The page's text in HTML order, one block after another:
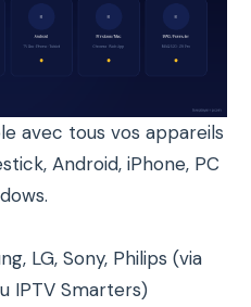
avec tous vos appareils
Android, iPhone, PC
LG, Sony, Philips (via
IPTV Smarters)